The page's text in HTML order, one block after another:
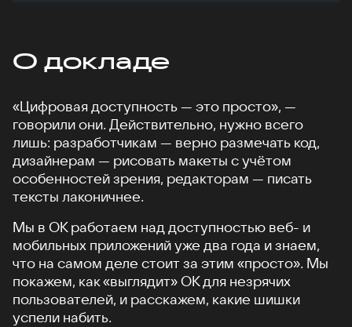
О докладе
«Цифровая доступность — это просто», —
говорили они. Действительно, нужно всего
лишь: разработчикам — верно размечать код,
дизайнерам — рисовать макеты с учётом
особенностей зрения, редакторам — писать
тексты лаконичнее.
Мы в ОК работаем над доступностью веб- и
мобильных приложений уже два года и знаем,
что на самом деле стоит за этим «просто». Мы
покажем, как «выглядит» ОК для незрячих
пользователей, и расскажем, какие шишки
успели набить.